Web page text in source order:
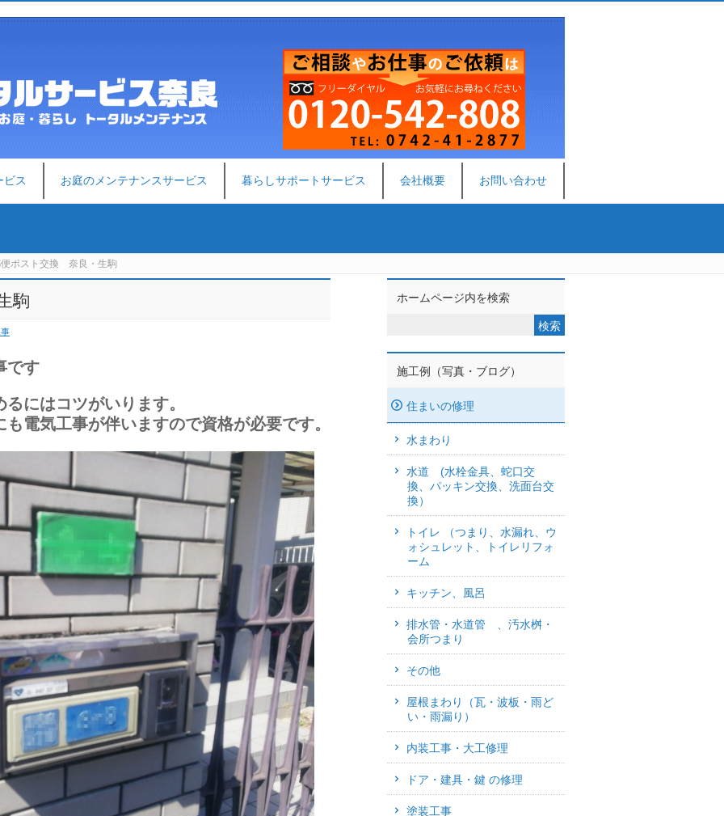
ビス お庭のメンテナンスサービス 暮らしサポートサービス 会社概要 お問い合わせ
ポスト交換 奈良・生駒
駒
です
るにはコツがいります。
電気工事が伴いますので資格が必要です。
ホームページ内を検索
施工例（写真・ブログ）
住まいの修理
水まわり
水道 (水栓金具、蛇口交
換、パッキン交換、洗面台交
換）
トイレ （つまり、水漏れ、ウ
ォシュレット、トイレリフォ
ーム
キッチン、風呂
排水管・水道管 、汚水桝・
会所つまり
その他
屋根まわり（瓦・波板・雨ど
い・雨漏り）
内装工事・大工修理
ドア・建具・鍵 の修理
塗装工事